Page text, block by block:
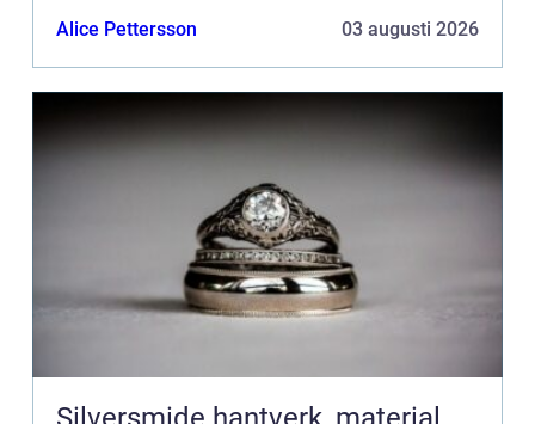
Alice Pettersson 03 augusti 2026